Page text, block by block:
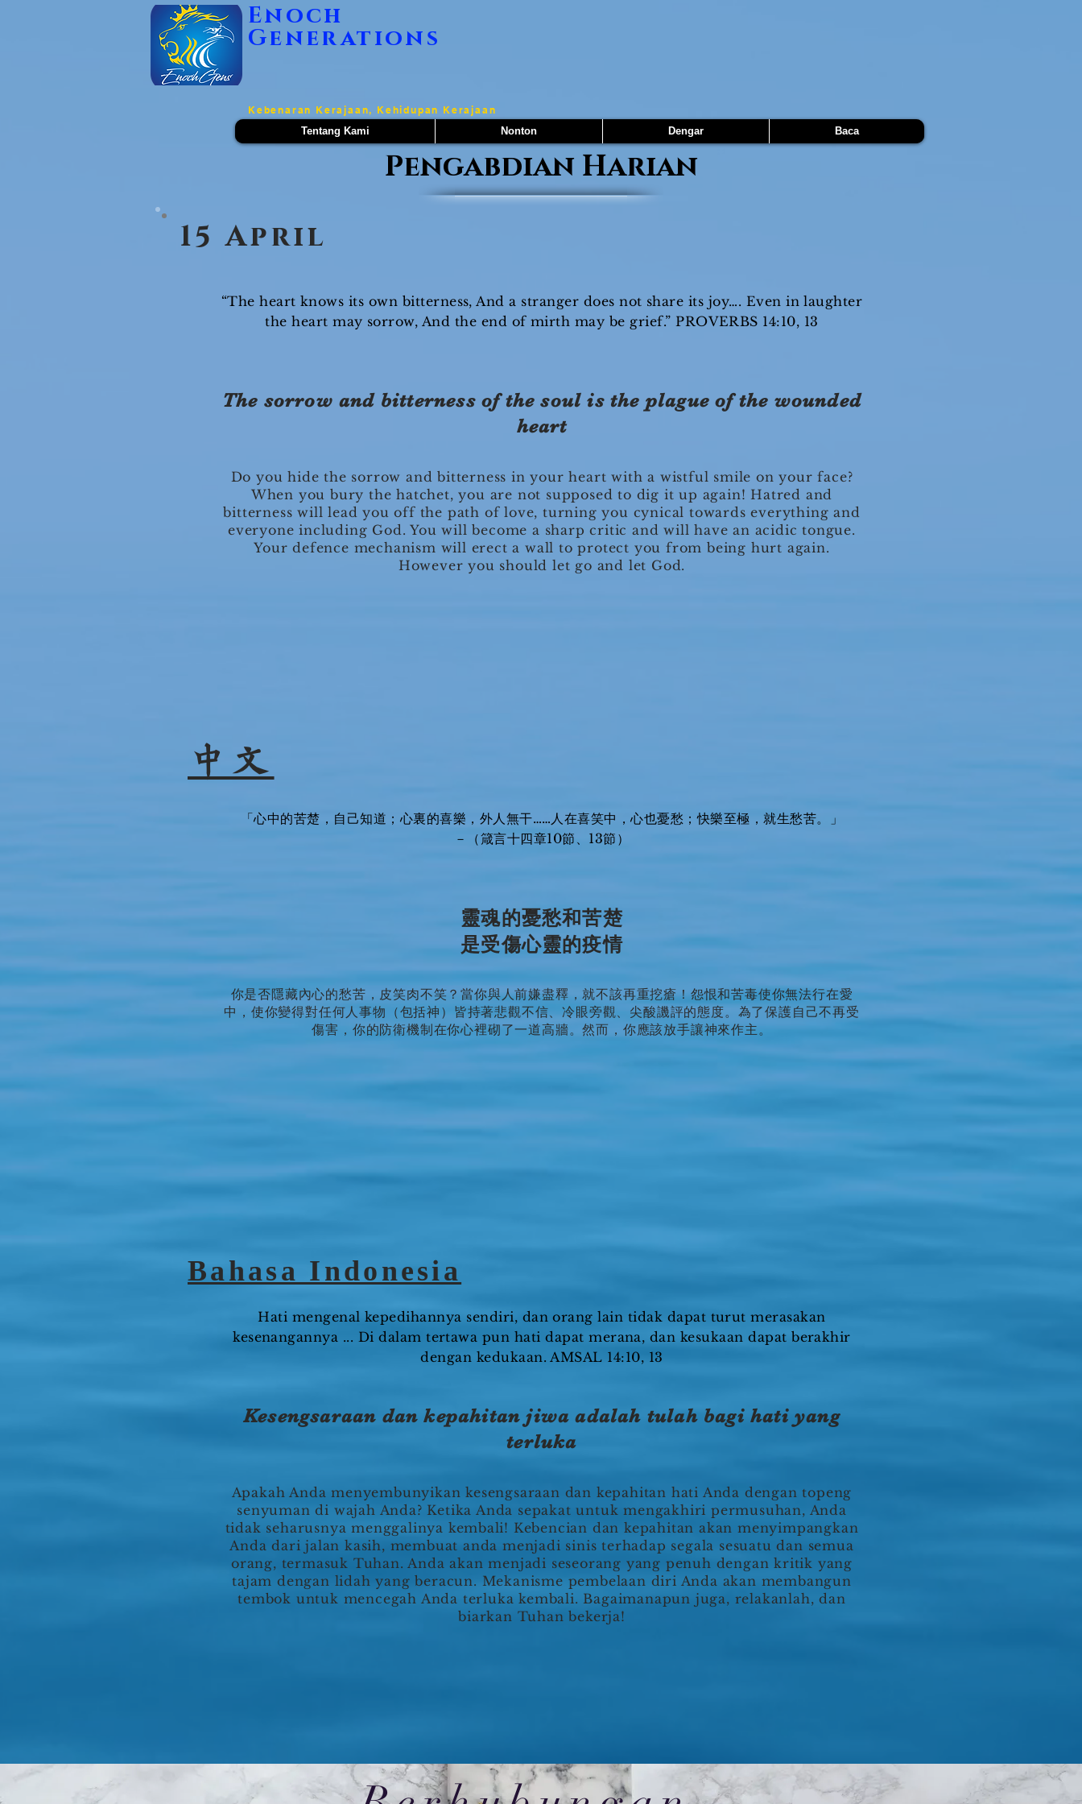
Enoch
Generations
Kebenaran Kerajaan, Kehidupan Kerajaan
Tentang Kami
Nonton Dengar Baca
Pengabdian Harian
15 April
“The heart knows its own bitterness, And a stranger does not share its joy…. Even in laughter
the heart may sorrow, And the end of mirth may be grief.” PROVERBS 14:10, 13
The sorrow and bitterness of the soul is the plague of the wounded
heart
Do you hide the sorrow and bitterness in your heart with a wistful smile on your face?
When you bury the hatchet, you are not supposed to dig it up again! Hatred and
bitterness will lead you off the path of love, turning you cynical towards everything and
everyone including God. You will become a sharp critic and will have an acidic tongue.
Your defence mechanism will erect a wall to protect you from being hurt again.
However you should let go and let God.
中文
「心中的苦楚，自己知道；心裏的喜樂，外人無干……人在喜笑中，心也憂愁；快樂至極，就生愁苦。」
－（箴言十四章10節、13節）
靈魂的憂愁和苦楚
是受傷心靈的疫情
你是否隱藏內心的愁苦，皮笑肉不笑？當你與人前嫌盡釋，就不該再重挖瘡！怨恨和苦毒使你無法行在愛
中，使你變得對任何人事物（包括神）皆持著悲觀不信、冷眼旁觀、尖酸譏評的態度。為了保護自己不再受
傷害，你的防衛機制在你心裡砌了一道高牆。然而，你應該放手讓神來作主。
Bahasa Indonesia
Hati mengenal kepedihannya sendiri, dan orang lain tidak dapat turut merasakan
kesenangannya ... Di dalam tertawa pun hati dapat merana, dan kesukaan dapat berakhir
dengan kedukaan. AMSAL 14:10, 13
Kesengsaraan dan kepahitan jiwa adalah tulah bagi hati yang
terluka
Apakah Anda menyembunyikan kesengsaraan dan kepahitan hati Anda dengan topeng
senyuman di wajah Anda? Ketika Anda sepakat untuk mengakhiri permusuhan, Anda
tidak seharusnya menggalinya kembali! Kebencian dan kepahitan akan menyimpangkan
Anda dari jalan kasih, membuat anda menjadi sinis terhadap segala sesuatu dan semua
orang, termasuk Tuhan. Anda akan menjadi seseorang yang penuh dengan kritik yang
tajam dengan lidah yang beracun. Mekanisme pembelaan diri Anda akan membangun
tembok untuk mencegah Anda terluka kembali. Bagaimanapun juga, relakanlah, dan
biarkan Tuhan bekerja!